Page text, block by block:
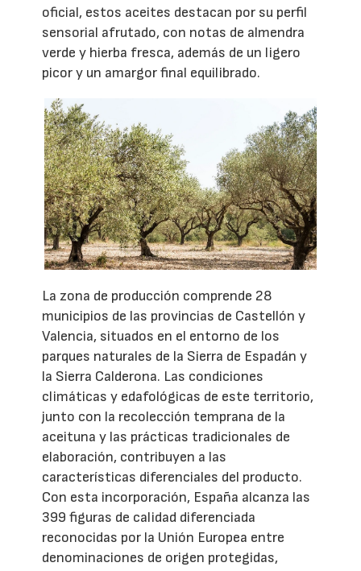
oficial, estos aceites destacan por su perfil
sensorial afrutado, con notas de almendra
verde y hierba fresca, además de un ligero
picor y un amargor final equilibrado.
La zona de producción comprende 28
municipios de las provincias de Castellón y
Valencia, situados en el entorno de los
parques naturales de la Sierra de Espadán y
la Sierra Calderona. Las condiciones
climáticas y edafológicas de este territorio,
junto con la recolección temprana de la
aceituna y las prácticas tradicionales de
elaboración, contribuyen a las
características diferenciales del producto.
Con esta incorporación, España alcanza las
399 figuras de calidad diferenciada
reconocidas por la Unión Europea entre
denominaciones de origen protegidas,